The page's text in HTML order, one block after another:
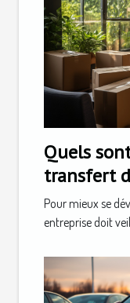
Quels
transfert
Pour mieux se
entreprise doit